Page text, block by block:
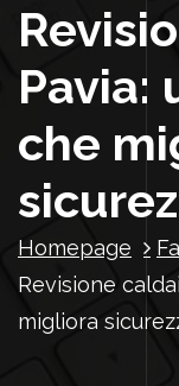
Pavia:
che
Homepage
Revisione
migliora